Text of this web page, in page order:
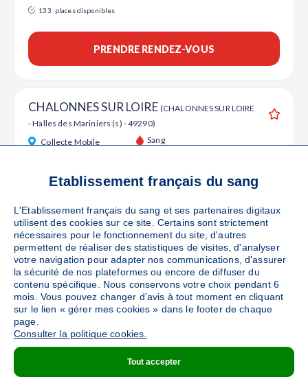
133 places disponibles
PRENDRE RENDEZ-VOUS
CHALONNES SUR LOIRE (CHALONNES SUR LOIRE
- Halles des Mariniers (s) - 49290)
Collecte Mobile Sang
100 places disponibles
PRENDRE RENDEZ-VOUS
LE MAY SUR EVRE(LE MAY SUR EVRE - Salle Jean
Ferrat - 49122)
Collecte Mobile Sang
Le vendredi 30 octobre de 16h à 19h30
Etablissement français du sang
L'Etablissement français du sang et ses partenaires digitaux
utilisent des cookies sur ce site. Certains sont strictement
nécessaires pour le fonctionnement du site, d'autres
permettent de réaliser des statistiques de visites, d'analyser
votre navigation pour adapter nos communications, d'assurer
la sécurité de nos plateformes ou encore de diffuser du
contenu spécifique. Nous conservons votre choix pendant 6
mois. Vous pouvez changer d’avis à tout moment en cliquant
sur le lien « gérer mes cookies » dans le footer de chaque
page.
Consulter la politique cookies.
Tout accepter